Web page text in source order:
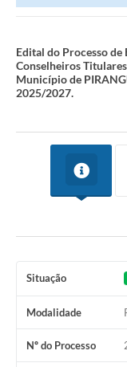
Edital do Processo
Conselheiros
Município de
2025/2027.
Situação
Modalidade
Nº do Processo